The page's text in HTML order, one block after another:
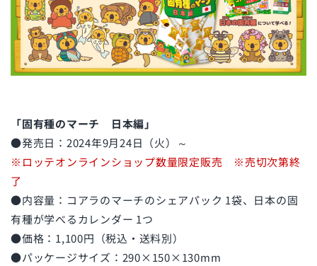
「固有種のマーチ 日本編」
●発売日：2024年9月24日（火）～
※ロッテオンラインショップ数量限定販売 ※売切次第終
了
●内容量：コアラのマーチのシェアパック 1袋、日本の固
有種が学べるカレンダー 1つ
●価格：1,100円（税込・送料別）
●パッケージサイズ：290×150×130mm